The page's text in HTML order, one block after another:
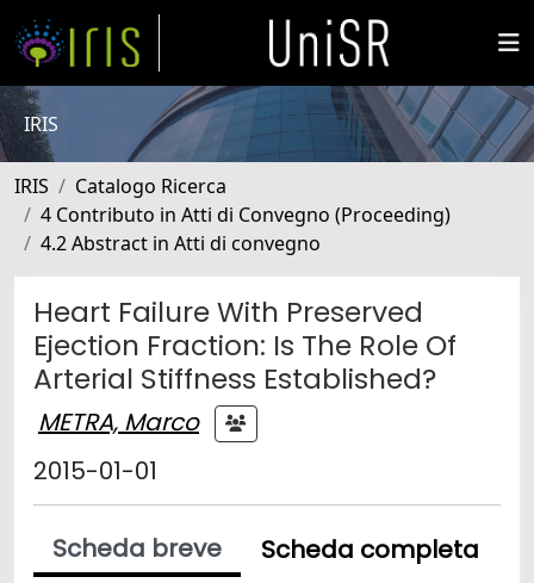
IRIS
IRIS
Catalogo Ricerca
4 Contributo in Atti di Convegno (Proceeding)
4.2 Abstract in Atti di convegno
Heart Failure With Preserved
Ejection Fraction: Is The Role Of
Arterial Stiffness Established?
METRA, Marco
2015-01-01
Scheda breve
Scheda completa